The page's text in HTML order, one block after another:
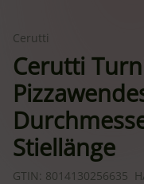
Cerutti
Cerutti
Stiellänge
GTIN: 8014130256635